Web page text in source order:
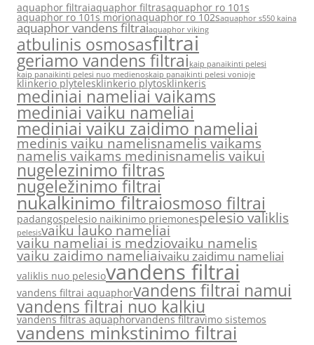
aquaphor filtraiaquaphor filtrasaquaphor ro 101s
aquaphor ro 101s morionaquaphor ro 102saquaphor s550 kaina
aquaphor vandens filtraiaquaphor viking
atbulinis osmosasfiltrai
geriamo vandens filtraikaip panaikinti pelesi
kaip panaikinti pelesi nuo medienoskaip panaikinti pelesi vonioje
klinkerio plytelesklinkerio plytosklinkeris
mediniai nameliai vaikams
mediniai vaiku nameliai
mediniai vaiku zaidimo nameliai
medinis vaiku namelisnamelis vaikams
namelis vaikams medinisnamelis vaikui
nugelezinimo filtras
nugeležinimo filtrai
nukalkinimo filtraiosmoso filtrai
padangospelesio naikinimo priemonespelesio valiklis
pelesisvaiku lauko nameliai
vaiku nameliai is medziovaiku namelis
vaiku zaidimo nameliaivaiku zaidimu nameliai
valiklis nuo pelesiovandens filtrai
vandens filtrai aquaphorvandens filtrai namui
vandens filtrai nuo kalkiu
vandens filtras aquaphorvandens filtravimo sistemos
vandens minkstinimo filtrai